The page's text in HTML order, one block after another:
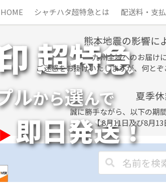
HOME シャチハタ超特急とは 配送料・支
超特急
ルから選んで
即日発送！
熊本地震の影響に
九州全域へのお届け
ご迷惑をお掛けいたしますが、何と
夏季
誠に勝手ながら、以下の期
【 8月11日及び8月13